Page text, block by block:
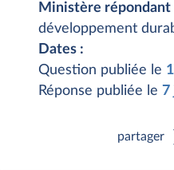
Ministère répondant
développement
Dates :
Question publiée le
Réponse publiée le 7
partager